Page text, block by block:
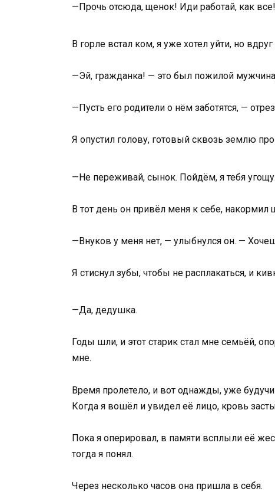
—Прочь отсюда, щенок! Иди работай, как
В горле встал ком, я уже хотел уйти, но
—Эй, гражданка! — это был пожилой
—Пусть его родители о нём заботятся, —
Я опустил голову, готовый сквозь землю
—Не переживай, сынок. Пойдём, я тебя угощу.
В тот день он привёл меня к себе, накормил
—Внуков у меня нет, — улыбнулся он. —
Я стиснул зубы, чтобы не расплакаться, и
—Да, дедушка.
Годы шли, и этот старик стал мне семьёй,
мне.
Время пролетело, и вот однажды, уже
Когда я вошёл и увидел её лицо, кровь
Пока я оперировал, в памяти всплыли её
тогда я понял.
Через несколько часов она пришла в себя.